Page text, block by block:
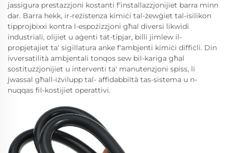
jassigura prestazzjoni kostanti f'installazzjonijiet barra minn
dar. Barra hekk, ir-reżistenza kimiċi tal-żewġiet tal-isilikon
tipprojbixxi kontra l-espożizzjoni għal diversi likwidi
industriali, olijiet u aġenti tat-tipjar, billi jimlew il-
propjetajiet ta' sigillatura anke f'ambjenti kimiċi diffiċli. Din
ivversatilità ambjentali tonqos sew bil-kariga għal
sostituzzjonijiet u interventi ta' manutenzjoni spiss, li
jwassal għall-iżvilupp tal- affidabbiltà tas-sistema u n-
nuqqas fil-kostijiet operattivi.